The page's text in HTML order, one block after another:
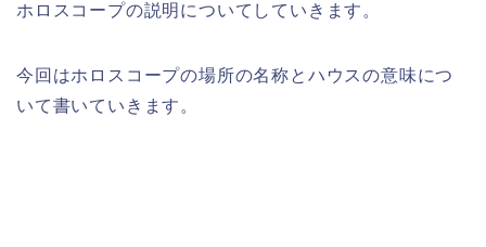
ホロスコープの説明についてしていきます。
今回はホロスコープの場所の名称とハウスの意味につ
いて書いていきます。